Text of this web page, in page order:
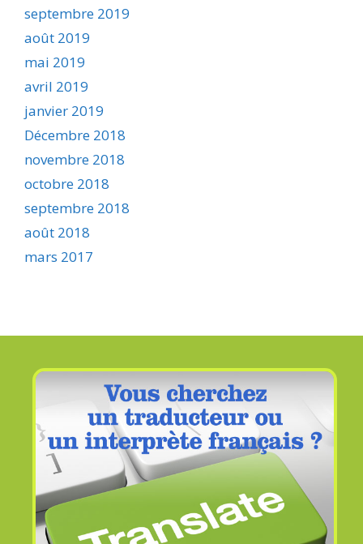
septembre 2019
août 2019
mai 2019
avril 2019
janvier 2019
Décembre 2018
novembre 2018
octobre 2018
septembre 2018
août 2018
mars 2017